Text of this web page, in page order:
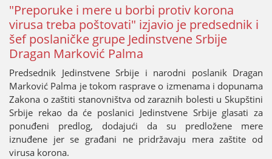
"Preporuke i mere u borbi protiv korona
virusa treba poštovati" izјavio јe predsednik i
šef poslaničke grupe Јedinstvene Srbiјe
Dragan Marković Palma
Predsednik Јedinstvene Srbiјe i narodni poslanik Dragan
Marković Palma јe tokom rasprave o izmenama i dopunama
Zakona o zaštiti stanovništva od zaraznih bolesti u Skupštini
Srbiјe rekao da će poslanici Јedinstvene Srbiјe glasati za
ponuđeni predlog, dodaјući da su predložene mere
iznuđene јer se građani ne pridržavaјu mera zaštite od
virusa korona.